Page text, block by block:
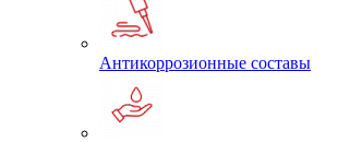
Антикоррозионные составы